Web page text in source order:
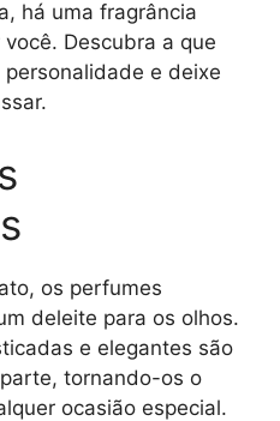
há uma fragrância
Descubra a que
e deixe
os perfumes
deleite para os olhos.
e elegantes são
tornando-os o
ocasião especial.